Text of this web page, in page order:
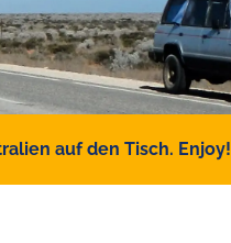
auf den Tisch. Enjoy!